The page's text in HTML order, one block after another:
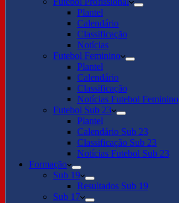
Plantel
Calendário
Classificação
Notícias
Futebol Feminino
Plantel
Calendário
Classificação
Notícias Futebol Feminino
Futebol Sub 23
Plantel
Calendário Sub 23
Classificação Sub 23
Notícias Futebol Sub 23
Formação
Sub 19
Resultados Sub 19
Sub 17